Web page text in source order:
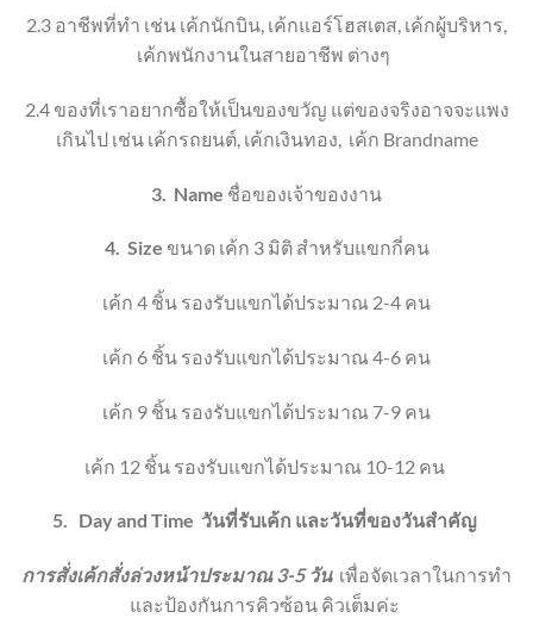
2.3 อาชีพที่ทำ เช่น เค้กนักบิน, เค้กแอร์โฮสเตส, เค้กผู้บริหาร,
เค้กพนักงานในสายอาชีพ ต่างๆ
2.4 ของที่เราอยากซื้อให้เป็นของขวัญ แต่ของจริงอาจจะแพง
เกินไป เช่น เค้กรถยนต์, เค้กเงินทอง, เค้ก Brandname
3. Name ชื่อของเจ้าของงาน
4. Size ขนาด เค้ก 3 มิติสำหรับแขกกี่คน
เค้ก 4 ชิ้น รองรับแขกได้ประมาณ 2-4 คน
เค้ก 6 ชิ้น รองรับแขกได้ประมาณ 4-6 คน
เค้ก 9 ชิ้น รองรับแขกได้ประมาณ 7-9 คน
เค้ก 12 ชิ้น รองรับแขกได้ประมาณ 10-12 คน
5. Day and Time วันที่รับเค้ก และวันที่ของวันสำคัญ
การสั่งเค้กสั่งล่วงหน้าประมาณ 3-5 วัน เพื่อจัดเวลาในการทำ
และป้องกันการคิวซ้อน คิวเต็มค่ะ